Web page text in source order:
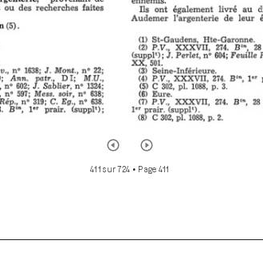
411 sur 724 • Page 411